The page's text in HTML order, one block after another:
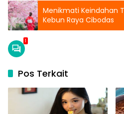
Menikmati Keindahan
Kebun Raya Cibodas
1
Pos Terkait